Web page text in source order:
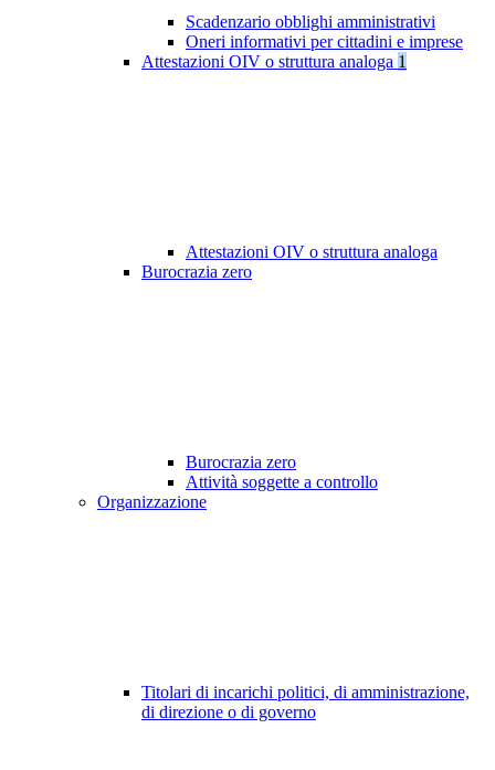
Scadenzario obblighi amministrativi
Oneri informativi per cittadini e imprese
Attestazioni OIV o struttura analoga 1
Attestazioni OIV o struttura analoga
Burocrazia zero
Burocrazia zero
Attività soggette a controllo
Organizzazione
Titolari di incarichi politici, di amministrazione,
di direzione o di governo